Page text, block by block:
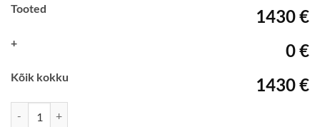
Tooted 1430 €
+ 0 €
Kõik kokku 1430 €